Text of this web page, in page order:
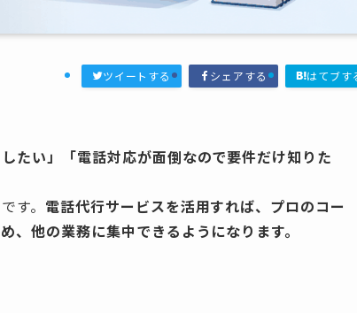
ツイートする シェアする はてブす
たい」「電話対応が面倒なので要件だけ知りた
す。 電話代行サービスを活用すれば、プロのコー
他の業務に集中できるようになります。